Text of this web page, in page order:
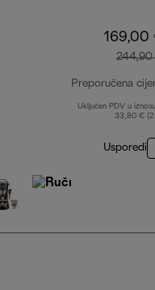
169,00
Preporučena
Uključen PDV u
33,80 €
Usporedi